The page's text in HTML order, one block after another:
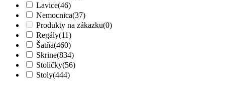
Lavice(46)
Nemocnica(37)
Produkty na zákazku(0)
Regály(11)
Šatňa(460)
Skrine(834)
Stoličky(56)
Stoly(444)